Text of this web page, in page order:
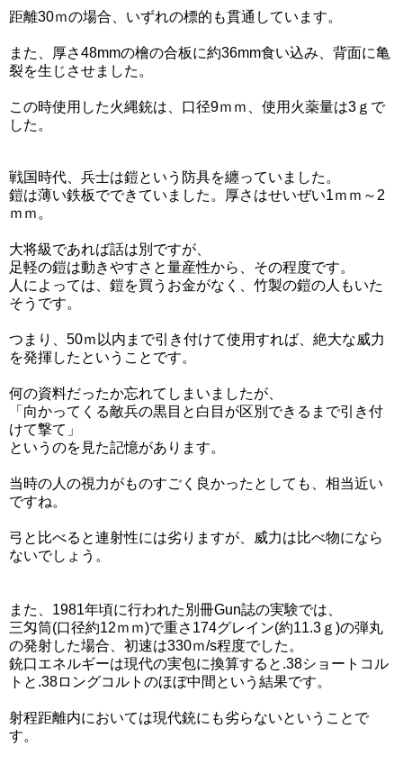
距離30ｍの場合、いずれの標的も貫通しています。
また、厚さ48mmの檜の合板に約36mm食い込み、背面に亀
裂を生じさせました。
この時使用した火縄銃は、口径9ｍｍ、使用火薬量は3ｇで
した。
戦国時代、兵士は鎧という防具を纏っていました。
鎧は薄い鉄板でできていました。厚さはせいぜい1ｍｍ～2
ｍｍ。
大将級であれば話は別ですが、
足軽の鎧は動きやすさと量産性から、その程度です。
人によっては、鎧を買うお金がなく、竹製の鎧の人もいた
そうです。
つまり、50ｍ以内まで引き付けて使用すれば、絶大な威力
を発揮したということです。
何の資料だったか忘れてしまいましたが、
「向かってくる敵兵の黒目と白目が区別できるまで引き付
けて撃て」
というのを見た記憶があります。
当時の人の視力がものすごく良かったとしても、相当近い
ですね。
弓と比べると連射性には劣りますが、威力は比べ物になら
ないでしょう。
また、1981年頃に行われた別冊Gun誌の実験では、
三匁筒(口径約12ｍｍ)で重さ174グレイン(約11.3ｇ)の弾丸
の発射した場合、初速は330ｍ/s程度でした。
銃口エネルギーは現代の実包に換算すると.38ショートコル
トと.38ロングコルトのほぼ中間という結果です。
射程距離内においては現代銃にも劣らないということで
す。